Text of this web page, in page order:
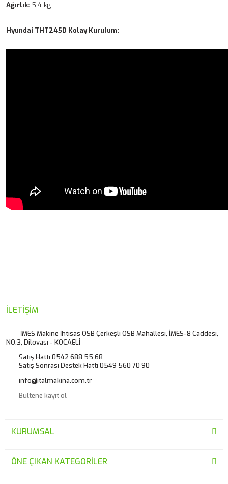
Ağırlık: 5,4 kg
Hyundai THT245D Kolay Kurulum:
Ürün resmi kalitesiz, bozuk veya görüntülenemiyor.
Ürün bilgilerinde hatalar bulunuyor.
Ürün fiyatı diğer sitelerden daha pahalı.
Bu ürüne benzer farklı alternatifler olmalı.
İLETİŞİM
İMES Makine İhtisas OSB Çerkeşli OSB Mahallesi, İMES-8 Caddesi,
NO:3, Dilovası - KOCAELİ
Satış Hattı 0542 688 55 68
Satış Sonrası Destek Hattı 0549 560 70 90
info@italmakina.com.tr
KURUMSAL
ÖNE ÇIKAN KATEGORİLER